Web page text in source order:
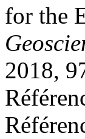
for the
2018,